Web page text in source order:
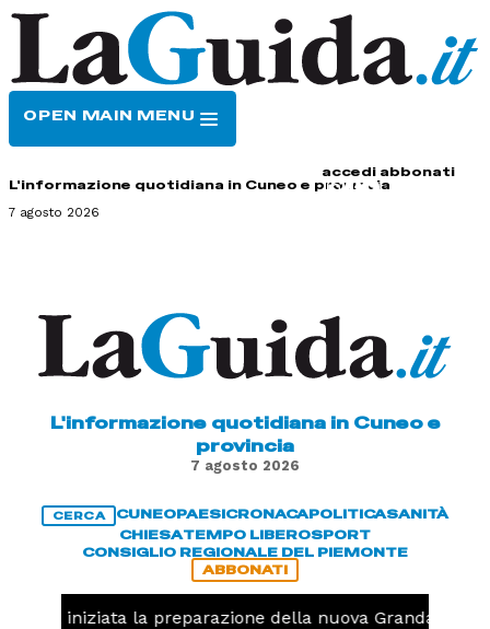
OPEN MAIN MENU
accedi abbonati
L'informazione quotidiana in Cuneo e provincia
7 agosto 2026
L'informazione quotidiana in Cuneo e
provincia
7 agosto 2026
CERCA CUNEOPAESICRONACAPOLITICASANITÀ
CHIESATEMPO LIBEROSPORT
CONSIGLIO REGIONALE DEL PIEMONTE
ABBONATI
iniziata la preparazione della nuova Granda Volley